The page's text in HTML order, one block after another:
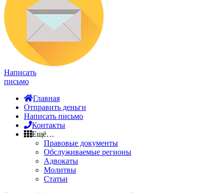
Написать
письмо
Главная
Отправить деньги
Написать письмо
Контакты
Ещё…
Правовые документы
Обслуживаемые регионы
Адвокаты
Молитвы
Статьи